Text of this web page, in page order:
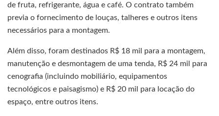
de fruta, refrigerante, água e café. O contrato também
previa o fornecimento de louças, talheres e outros itens
necessários para a montagem.
Além disso, foram destinados R$ 18 mil para a montagem,
manutenção e desmontagem de uma tenda, R$ 24 mil para
cenografia (incluindo mobiliário, equipamentos
tecnológicos e paisagismo) e R$ 20 mil para locação do
espaço, entre outros itens.